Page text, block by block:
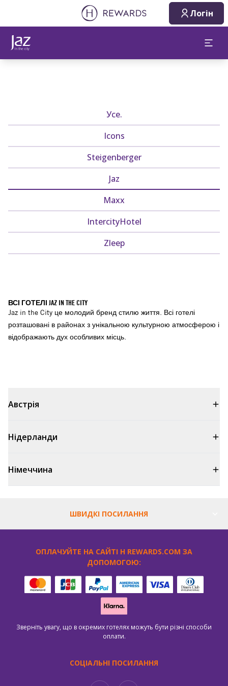
Логін
Усе.
Icons
Steigenberger
Jaz
Maxx
IntercityHotel
Zleep
ВСІ ГОТЕЛІ JAZ IN THE CITY
Jaz in the City це молодий бренд стилю життя. Всі готелі
розташовані в районах з унікальною культурною атмосферою і
відображають дух особливих місць.
Австрія
Нідерланди
Німеччина
ШВИДКІ ПОСИЛАННЯ
СОЦІАЛЬНІ ПОСИЛАННЯ
ОПЛАЧУЙТЕ НА САЙТІ H REWARDS.COM ЗА
ДОПОМОГОЮ:
Зверніть увагу, що в окремих готелях можуть бути різні способи
оплати.